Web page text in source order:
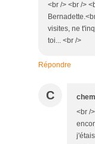
<br /> <br />
visites, ne
toi... <br />
Répondre
C
<br /